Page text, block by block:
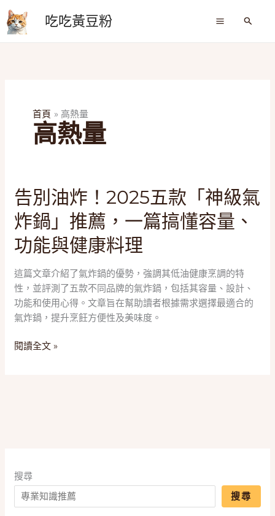
至
主
吃吃黃豆粉
搜
首頁 高熱量
高熱量
告別油炸！2025五款「神級氣
炸鍋」推薦，一篇搞懂容量、
功能與健康料理
這篇文章介紹了氣炸鍋的優勢，強調其低油健康烹調的特
性，並評測了五款不同品牌的氣炸鍋，包括其容量、設計、
功能和使用心得。文章旨在幫助讀者根據需求選擇最適合的
氣炸鍋，提升烹飪方便性及美味度。
告
別
油
炸！
2025
款
「神
級
氣
炸
鍋」
量、
功
能
閱讀全文 »
搜尋
搜尋